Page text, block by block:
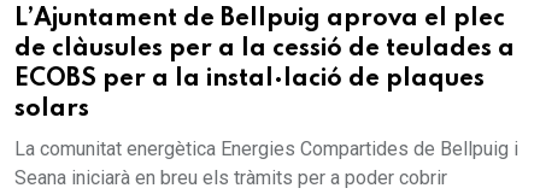
L’Ajuntament de Bellpuig aprova el plec
de clàusules per a la cessió de teulades a
ECOBS per a la instal·lació de plaques
solars
La comunitat energètica Energies Compartides de Bellpuig i
Seana iniciarà en breu els tràmits per a poder cobrir